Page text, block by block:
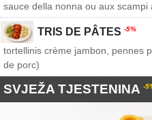
sauce della nonna ou aux scampi
TRIS DE PÂTES -5%
tortellinis crème jambon, pennes
de porc)
SVJEŽA TJESTENINA -